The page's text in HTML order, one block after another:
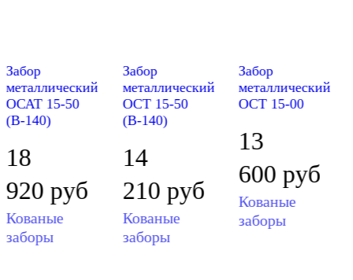
Забор
металлический
ОСАТ 15-50
(В-140)
18
920 руб
Кованые
заборы
Забор
металлический
ОСТ 15-50
(В-140)
14
210 руб
Кованые
заборы
Забор
металлический
ОСТ 15-00
13
600 руб
Кованые
заборы